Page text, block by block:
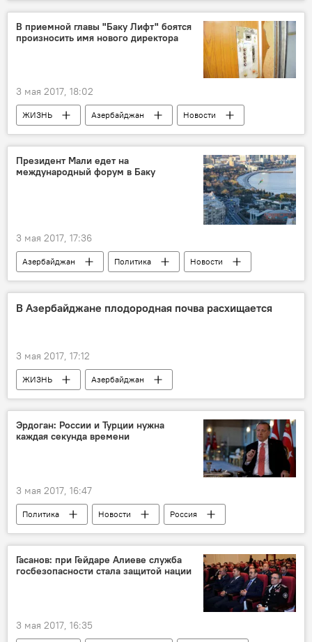
Хошгедем Мехтиева
Камилла Алиева
Мурад Дадашов
В приемной главы "Баку Лифт" боятся
произносить имя нового директора
3 мая 2017, 18:02
ЖИЗНЬ Азербайджан
Новости
Гудрат Шукюров
"Баку Лифт"
СМИ
Махинации
Растрата
присвоение
подчиненные
Президент Мали едет на
международный форум в Баку
3 мая 2017, 17:36
Азербайджан Политика
Новости
Мали
Ибрагим Бубакар Кейта
ЮНЕСКО
В Азербайджане плодородная почва расхищается
3 мая 2017, 17:12
ЖИЗНЬ
Азербайджан
Происшествия
Новости
Государственный комитет по имущественным вопросам (ГКИВ)
Плодородная почва
Эрдоган: России и Турции нужна
каждая секунда времени
3 мая 2017, 16:47
Политика Новости
Россия
Россия
Турция
Реджеп Тайип Эрдоган
Владимир Путин
товарооборот
сотрудничество
Гасанов: при Гейдаре Алиеве служба
госбезопасности стала защитой нации
3 мая 2017, 16:35